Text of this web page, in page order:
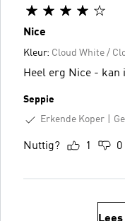
Nice
Kleur: Cloud White /
Heel erg Nice - kan
Seppie
Erkende Koper
Nuttig? 1 0